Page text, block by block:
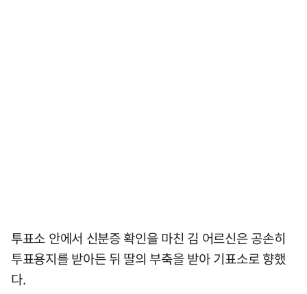
투표소 안에서 신분증 확인을 마친 김 어르신은 공손히
투표용지를 받아든 뒤 딸의 부축을 받아 기표소로 향했
다.